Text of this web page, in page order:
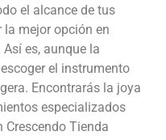
el alcance de tus
mejor opción en
es, aunque la
el instrumento
Encontrarás la joya
especializados
Tienda